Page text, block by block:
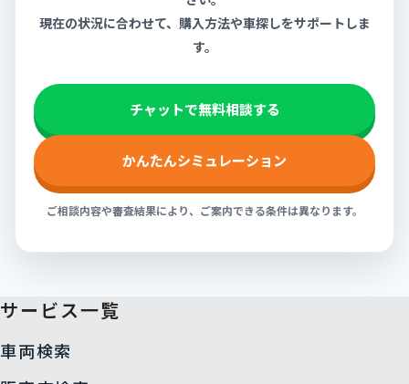
現在の状況に合わせて、購入方法や車探しをサポートしま
す。
チャットで無料相談する
かんたんシミュレーション
ご相談内容や審査結果により、ご案内できる条件は異なります。
サービス一覧
車両検索